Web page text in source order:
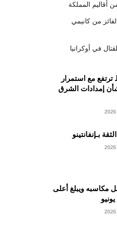
أقاليم المملكة
من كانيمي
في أوكرانيا
ترتفع مع استمرار
إمدادات الشرق
بـإنفانتينو
مكاسبه ويبلغ أعلى